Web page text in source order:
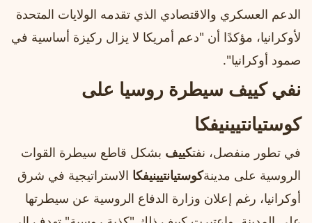
الدعم العسكري والاقتصادي الذي تقدمه الولايات المتحدة
لأوكرانيا، مؤكدًا أن "دعم أمريكا لا يزال ركيزة أساسية في
صمود أوكرانيا".
نفي كييف سيطرة روسيا على
كوستيانتيينيفكا
في تطور منفصل، نفتكييف بشكل قاطع سيطرة القوات
الروسية على مدينةكوستيانتيينيفكا الاستراتيجية في شرق
أوكرانيا، رغم إعلان وزارة الدفاع الروسية عن سيطرتها